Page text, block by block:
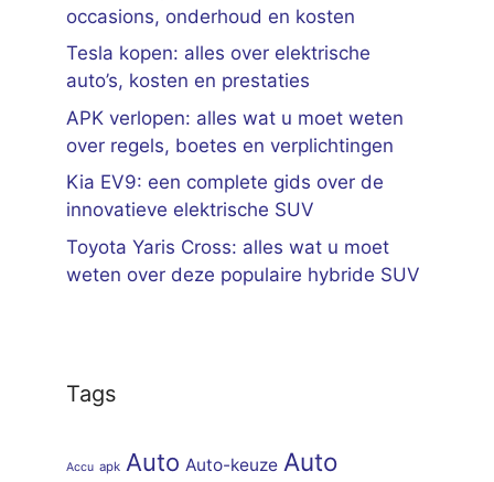
occasions, onderhoud en kosten
Tesla kopen: alles over elektrische
auto’s, kosten en prestaties
APK verlopen: alles wat u moet weten
over regels, boetes en verplichtingen
Kia EV9: een complete gids over de
innovatieve elektrische SUV
Toyota Yaris Cross: alles wat u moet
weten over deze populaire hybride SUV
Tags
Accu apk Auto Auto-keuze Auto